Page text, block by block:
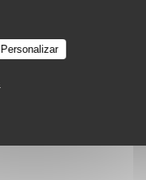
Personalizar